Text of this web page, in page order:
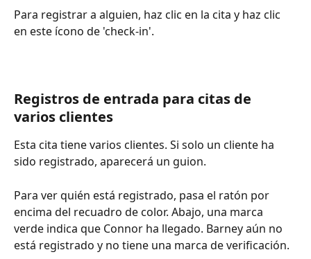
Para registrar a alguien, haz clic en la cita y haz clic
en este ícono de 'check-in'.
Registros de entrada para citas de
varios clientes
Esta cita tiene varios clientes. Si solo un cliente ha
sido registrado, aparecerá un guion.
Para ver quién está registrado, pasa el ratón por
encima del recuadro de color. Abajo, una marca
verde indica que Connor ha llegado. Barney aún no
está registrado y no tiene una marca de verificación.